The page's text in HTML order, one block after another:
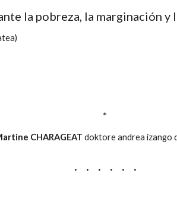
la pobreza, la marginación y
*
CHARAGEAT doktore andrea izango
· · · · · ·